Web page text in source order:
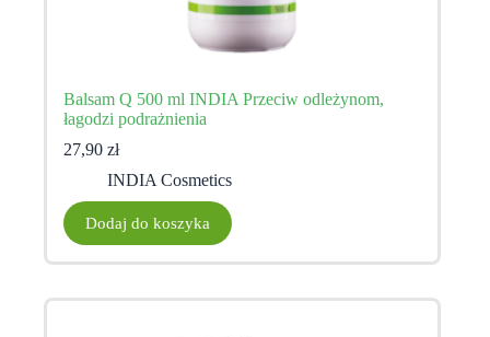
Balsam Q 500 ml INDIA Przeciw odleżynom,
łagodzi podrażnienia
27,90 zł
INDIA Cosmetics
Dodaj do koszyka